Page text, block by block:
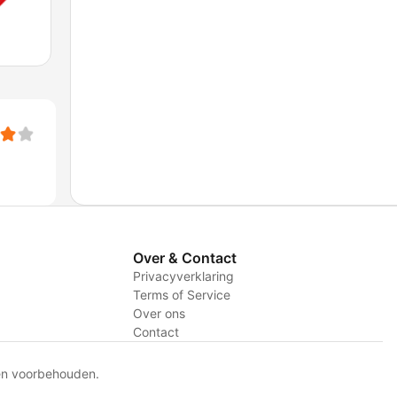
Over & Contact
Privacyverklaring
Terms of Service
Over ons
Contact
voorbehouden.